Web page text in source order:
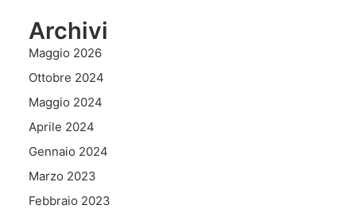
Archivi
Maggio 2026
Ottobre 2024
Maggio 2024
Aprile 2024
Gennaio 2024
Marzo 2023
Febbraio 2023